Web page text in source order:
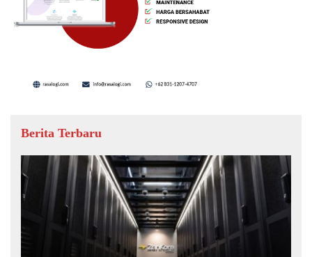
Berita Terbaru